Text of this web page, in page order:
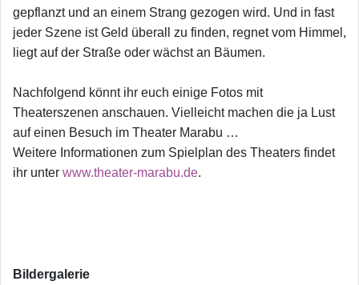
gepflanzt und an einem Strang gezogen wird. Und in fast
jeder Szene ist Geld überall zu finden, regnet vom Himmel,
liegt auf der Straße oder wächst an Bäumen.
Nachfolgend könnt ihr euch einige Fotos mit
Theaterszenen anschauen. Vielleicht machen die ja Lust
auf einen Besuch im Theater Marabu …
Weitere Informationen zum Spielplan des Theaters findet
ihr unter www.theater-marabu.de.
Bildergalerie